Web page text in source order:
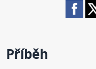
Příběh